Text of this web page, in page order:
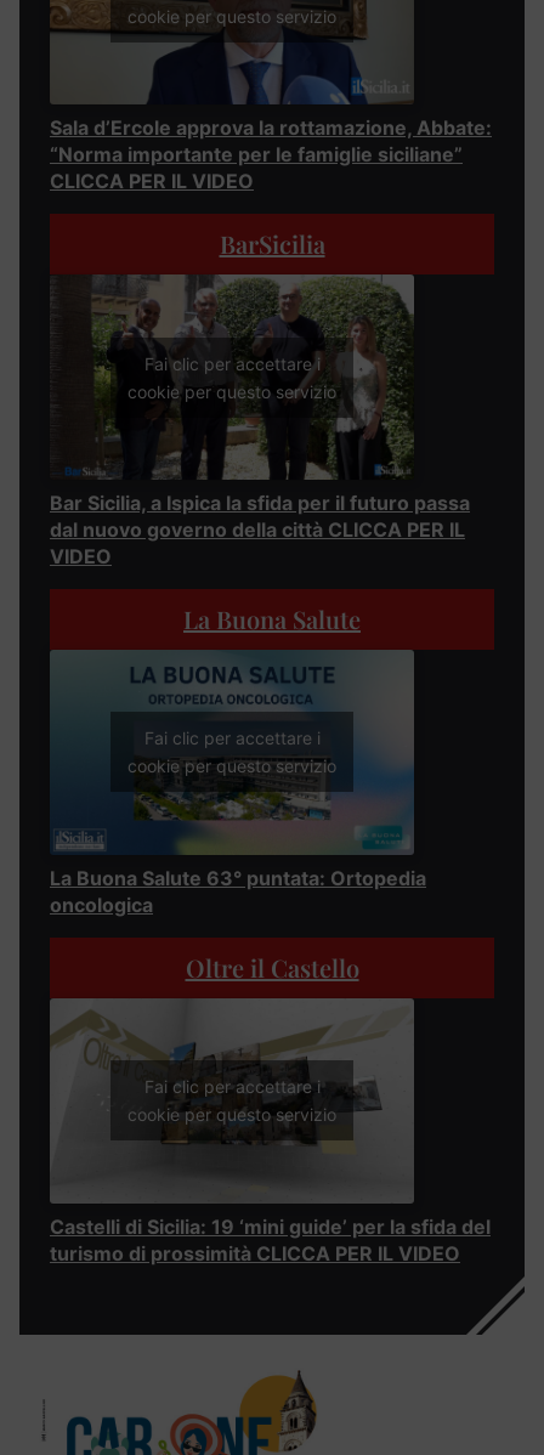
cookie per questo servizio
Sala d’Ercole approva la rottamazione, Abbate:
“Norma importante per le famiglie siciliane”
CLICCA PER IL VIDEO
BarSicilia
Fai clic per accettare i
cookie per questo servizio
Bar Sicilia, a Ispica la sfida per il futuro passa
dal nuovo governo della città CLICCA PER IL
VIDEO
La Buona Salute
Fai clic per accettare i
cookie per questo servizio
La Buona Salute 63° puntata: Ortopedia
oncologica
Oltre il Castello
Fai clic per accettare i
cookie per questo servizio
Castelli di Sicilia: 19 ‘mini guide’ per la sfida del
turismo di prossimità CLICCA PER IL VIDEO